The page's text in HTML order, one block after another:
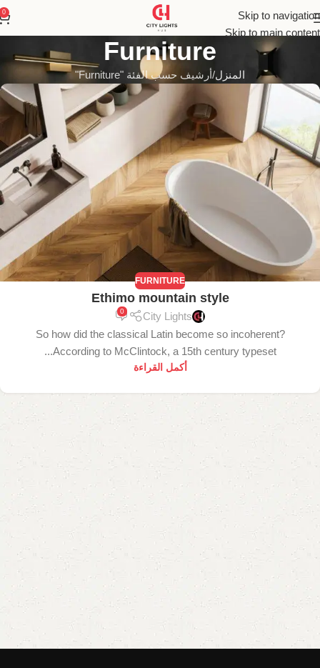
Skip to navigation
Skip to main content
0
Furniture
المنزل أرشيف حسب الفئة "Furniture"
FURNITURE
Ethimo mountain style
City Lights
0
So how did the classical Latin become so incoherent?
According to McClintock, a 15th century typeset...
أكمل القراءة